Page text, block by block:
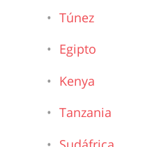
Túnez
Egipto
Kenya
Tanzania